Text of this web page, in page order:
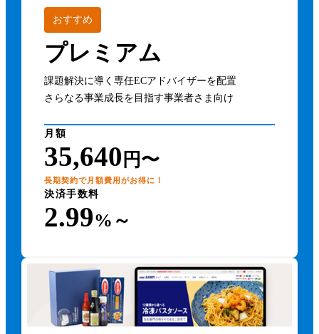
おすすめ
プレミアム
課題解決に導く専任ECアドバイザーを配置
さらなる事業成長を目指す事業者さま向け
月額
35,640 円〜
長期契約で月額費用がお得に！
決済手数料
2.99%～